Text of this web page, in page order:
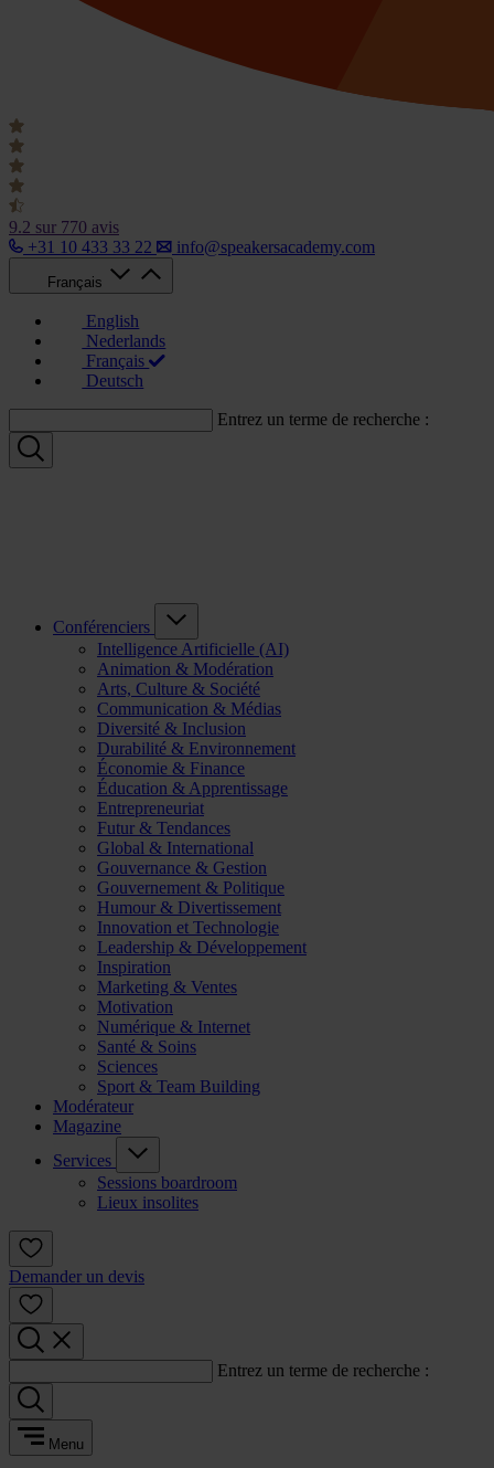
9.2 sur 770 avis
+31 10 433 33 22
info@speakersacademy.com
Français
English
Nederlands
Français
Deutsch
Entrez un terme de recherche :
Conférenciers
Intelligence Artificielle (AI)
Animation & Modération
Arts, Culture & Société
Communication & Médias
Diversité & Inclusion
Durabilité & Environnement
Économie & Finance
Éducation & Apprentissage
Entrepreneuriat
Futur & Tendances
Global & International
Gouvernance & Gestion
Gouvernement & Politique
Humour & Divertissement
Innovation et Technologie
Leadership & Développement
Inspiration
Marketing & Ventes
Motivation
Numérique & Internet
Santé & Soins
Sciences
Sport & Team Building
Modérateur
Magazine
Services
Sessions boardroom
Lieux insolites
Demander un devis
Entrez un terme de recherche :
Menu